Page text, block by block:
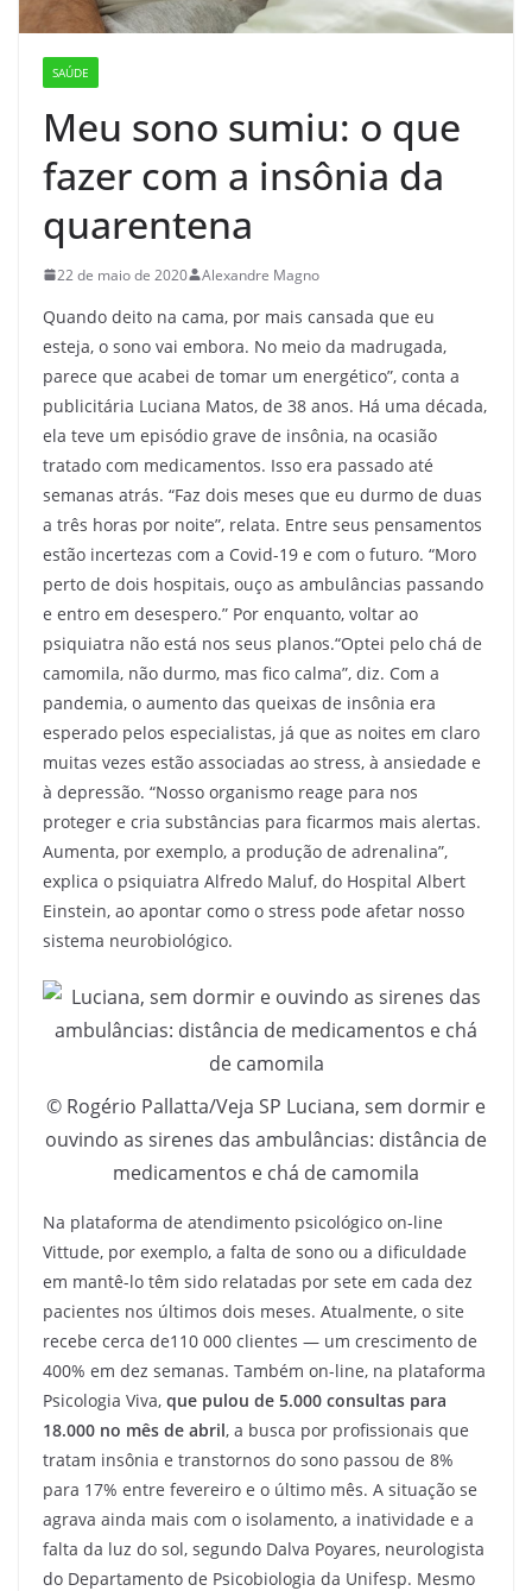
SAÚDE
Meu sono sumiu: o que
fazer com a insônia da
quarentena
22 de maio de 2020 Alexandre Magno
Quando deito na cama, por mais cansada que eu
esteja, o sono vai embora. No meio da madrugada,
parece que acabei de tomar um energético”, conta a
publicitária Luciana Matos, de 38 anos. Há uma década,
ela teve um episódio grave de insônia, na ocasião
tratado com medicamentos. Isso era passado até
semanas atrás. “Faz dois meses que eu durmo de duas
a três horas por noite”, relata. Entre seus pensamentos
estão incertezas com a Covid-19 e com o futuro. “Moro
perto de dois hospitais, ouço as ambulâncias passando
e entro em desespero.” Por enquanto, voltar ao
psiquiatra não está nos seus planos.“Optei pelo chá de
camomila, não durmo, mas fico calma”, diz. Com a
pandemia, o aumento das queixas de insônia era
esperado pelos especialistas, já que as noites em claro
muitas vezes estão associadas ao stress, à ansiedade e
à depressão. “Nosso organismo reage para nos
proteger e cria substâncias para ficarmos mais alertas.
Aumenta, por exemplo, a produção de adrenalina”,
explica o psiquiatra Alfredo Maluf, do Hospital Albert
Einstein, ao apontar como o stress pode afetar nosso
sistema neurobiológico.
© Rogério Pallatta/Veja SP Luciana, sem dormir e
ouvindo as sirenes das ambulâncias: distância de
medicamentos e chá de camomila
Na plataforma de atendimento psicológico on-line
Vittude, por exemplo, a falta de sono ou a dificuldade
em mantê-lo têm sido relatadas por sete em cada dez
pacientes nos últimos dois meses. Atualmente, o site
recebe cerca de110 000 clientes — um crescimento de
400% em dez semanas. Também on-line, na plataforma
Psicologia Viva, que pulou de 5.000 consultas para
18.000 no mês de abril, a busca por profissionais que
tratam insônia e transtornos do sono passou de 8%
para 17% entre fevereiro e o último mês. A situação se
agrava ainda mais com o isolamento, a inatividade e a
falta da luz do sol, segundo Dalva Poyares, neurologista
do Departamento de Psicobiologia da Unifesp. Mesmo